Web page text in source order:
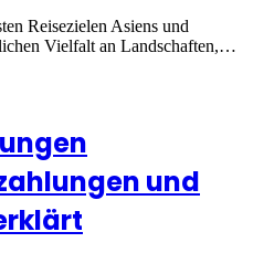
Reisezielen Asiens und
Vielfalt an Landschaften,…
und